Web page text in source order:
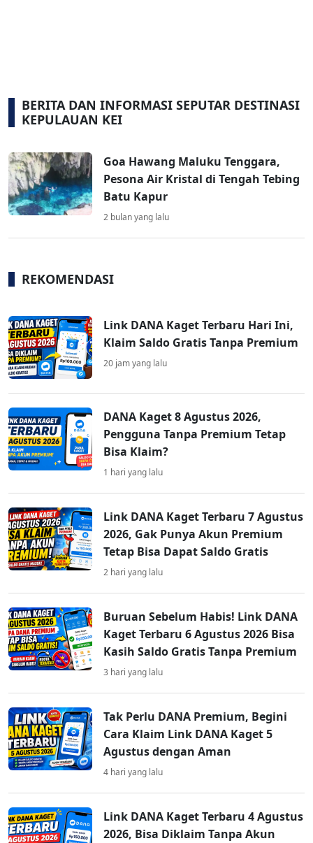
BERITA DAN INFORMASI SEPUTAR DESTINASI
KEPULAUAN KEI
Goa Hawang Maluku Tenggara,
Pesona Air Kristal di Tengah Tebing
Batu Kapur
2 bulan yang lalu
REKOMENDASI
Link DANA Kaget Terbaru Hari Ini,
Klaim Saldo Gratis Tanpa Premium
20 jam yang lalu
DANA Kaget 8 Agustus 2026,
Pengguna Tanpa Premium Tetap
Bisa Klaim?
1 hari yang lalu
Link DANA Kaget Terbaru 7 Agustus
2026, Gak Punya Akun Premium
Tetap Bisa Dapat Saldo Gratis
2 hari yang lalu
Buruan Sebelum Habis! Link DANA
Kaget Terbaru 6 Agustus 2026 Bisa
Kasih Saldo Gratis Tanpa Premium
3 hari yang lalu
Tak Perlu DANA Premium, Begini
Cara Klaim Link DANA Kaget 5
Agustus dengan Aman
4 hari yang lalu
Link DANA Kaget Terbaru 4 Agustus
2026, Bisa Diklaim Tanpa Akun